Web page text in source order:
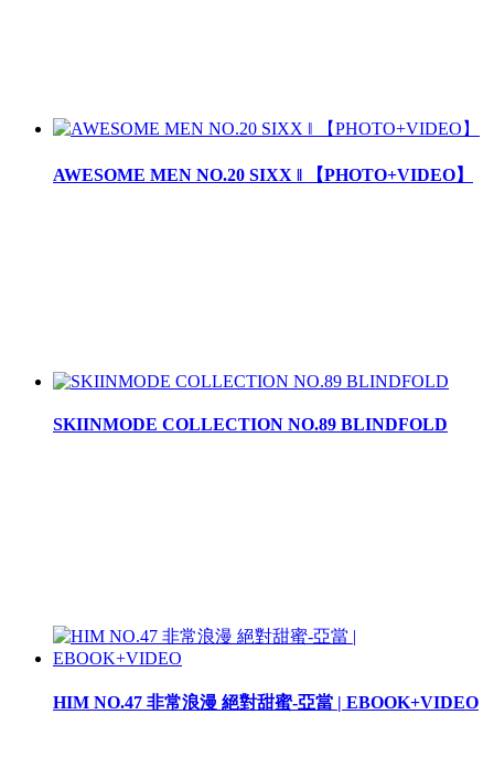
AWESOME MEN NO.20 SIXX ‖ 【PHOTO+VIDEO】
SKIINMODE COLLECTION NO.89 BLINDFOLD
HIM NO.47 非常浪漫 絕對甜蜜-亞當 | EBOOK+VIDEO